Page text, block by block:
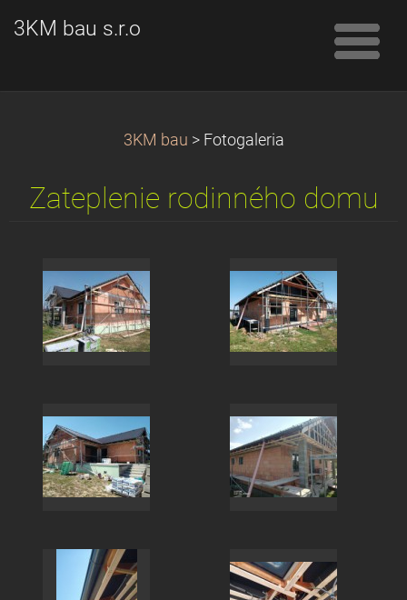
3KM bau s.r.o
3KM bau > Fotogaleria
Zateplenie rodinného domu